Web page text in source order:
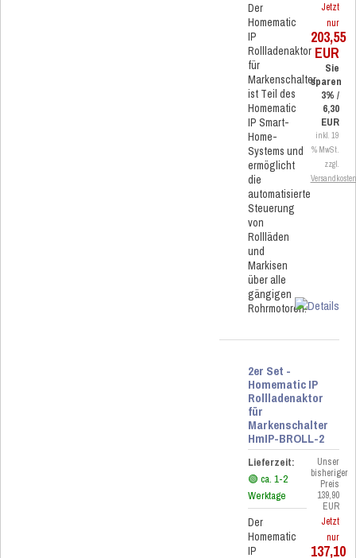
Der
Homematic
IP
Rollladenaktor
für
Markenschalter
ist Teil des
Homematic
IP Smart-
Home-
Systems und
ermöglicht
die
automatisierte
Steuerung
von
Rollläden
und
Markisen
über alle
gängigen
Rohrmotoren.
Jetzt
nur
203,55
EUR
Sie
sparen
3% /
6,30
EUR
inkl. 19
% MwSt.
zzgl.
Versandkosten
2er Set -
Homematic IP
Rollladenaktor
für
Markenschalter
HmIP-BROLL-2
Lieferzeit:
🟢 ca. 1-2
Werktage
Der
Homematic
IP
Unser
bisheriger
Preis
139,90
EUR
Jetzt
nur
137,10